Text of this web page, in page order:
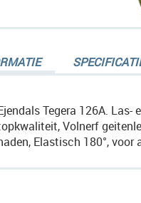
Tegera 126A.
Volnerf
Elastisch 180°, voor